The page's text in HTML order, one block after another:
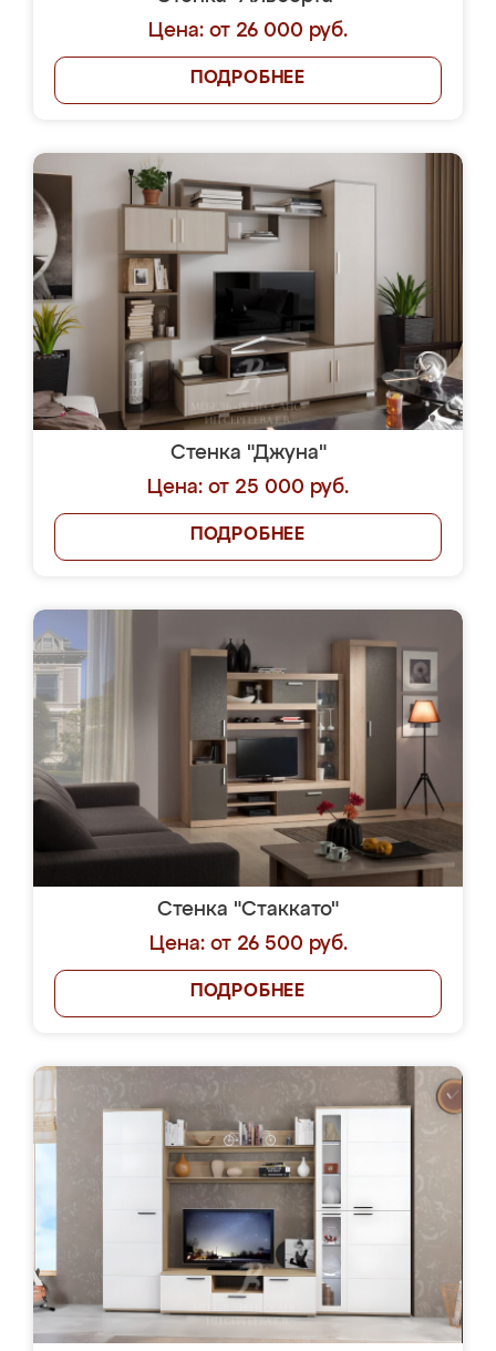
Цена: от 26 000 руб.
ПОДРОБНЕЕ
Стенка "Джуна"
Цена: от 25 000 руб.
ПОДРОБНЕЕ
Стенка "Стаккато"
Цена: от 26 500 руб.
ПОДРОБНЕЕ